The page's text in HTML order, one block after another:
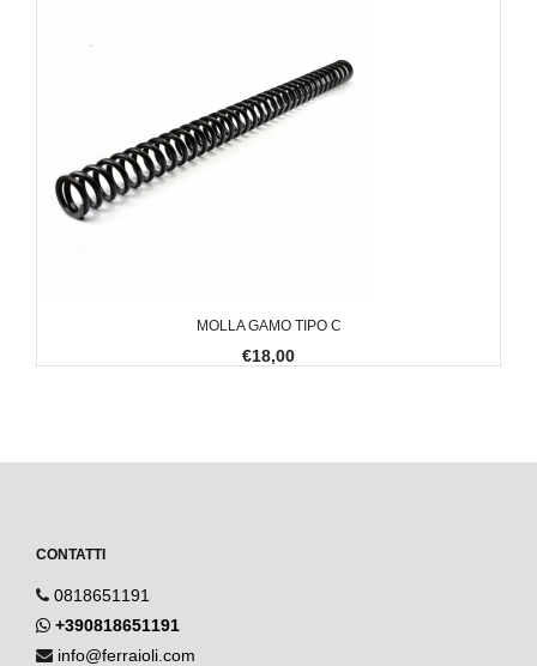
MOLLA GAMO TIPO C
€18,00
CONTATTI
0818651191
+390818651191
info@ferraioli.com